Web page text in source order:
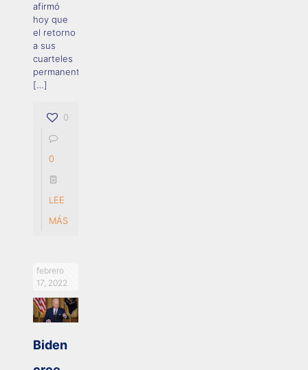
afirmó
hoy que
el retorno
a sus
cuarteles
permanentes
[…]
0
0
LEE
MÁS
febrero
17, 2022
Biden